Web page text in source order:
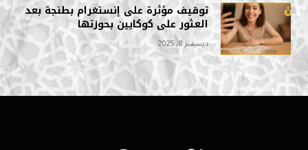
توقيف مؤثرة على إنستغرام بطنجة بعد
العثور على كوكايين بحوزتها
ديسمبر 8, 2025